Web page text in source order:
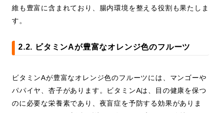
維も豊富に含まれており、腸内環境を整える役割も果たしま
す。
2.2. ビタミンAが豊富なオレンジ色のフルーツ
ビタミンAが豊富なオレンジ色のフルーツには、マンゴーや
パパイヤ、杏子があります。ビタミンAは、目の健康を保つ
のに必要な栄養素であり、夜盲症を予防する効果がありま